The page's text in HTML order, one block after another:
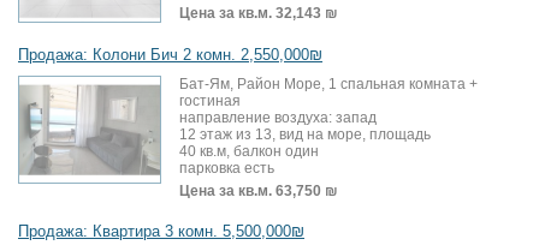
Цена за кв.м. 32,143 ₪
Продажа: Колони Бич 2 комн. 2,550,000₪
Бат-Ям, Район Море, 1 спальная комната +
гостиная
направление воздуха: запад
12 этаж из 13, вид на море, площадь
40 кв.м, балкон один
парковка есть
Цена за кв.м. 63,750 ₪
Продажа: Квартира 3 комн. 5,500,000₪